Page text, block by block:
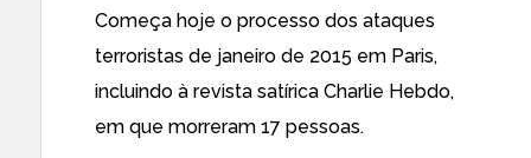
Começa hoje o processo dos ataques
terroristas de janeiro de 2015 em Paris,
incluindo à revista satírica Charlie Hebdo,
em que morreram 17 pessoas.